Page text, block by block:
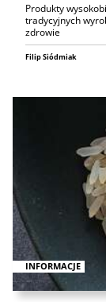
Produkty
tradycyjnych
zdrowie
Filip Siódmiak
INFORMACJE